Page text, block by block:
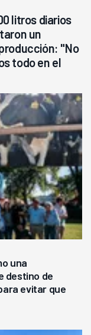
litros diarios
un
"No
todo en el
una
destino de
evitar que